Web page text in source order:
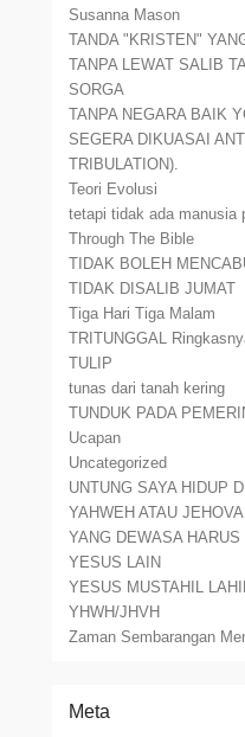
Susanna Mason
TANDA "KRISTEN"
TANPA LEWAT SALIB
SORGA
TANPA NEGARA BAIK
SEGERA DIKUASAI
TRIBULATION).
Teori Evolusi
tetapi tidak ada manusia
Through The Bible
TIDAK BOLEH
TIDAK DISALIB JUMAT
Tiga Hari Tiga Malam
TRITUNGGAL
TULIP
tunas dari tanah kering
TUNDUK PADA
Ucapan
Uncategorized
UNTUNG SAYA HIDUP
YAHWEH ATAU
YANG DEWASA
YESUS LAIN
YESUS MUSTAHIL
YHWH/JHVH
Zaman Sembarangan
Meta